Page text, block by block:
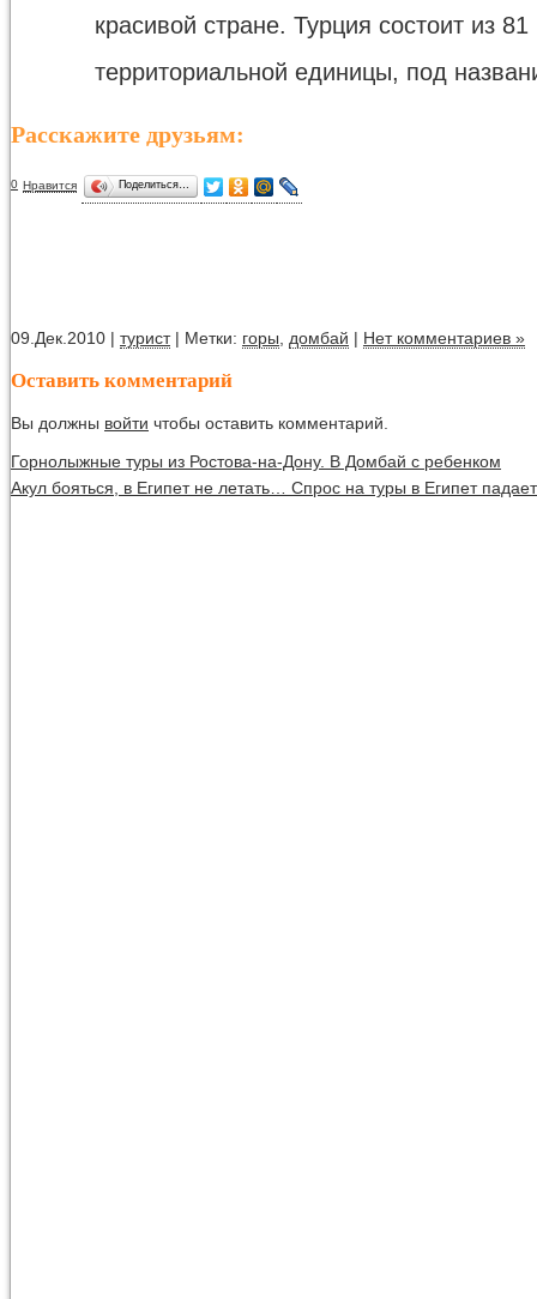
красивой стране. Турция состоит из 81
территориальной единицы, под
Расскажите друзьям:
0 Нравится Поделиться…
09.Дек.2010 | турист| Метки: горы домбай | Нет комментариев »
Оставить комментарий
Вы должны войти чтобы оставить комментарий.
Горнолыжные туры из Ростова-на-Дону. В Домбай с ребенком
Акул бояться, в Египет не летать… Спрос на туры в Египет падает